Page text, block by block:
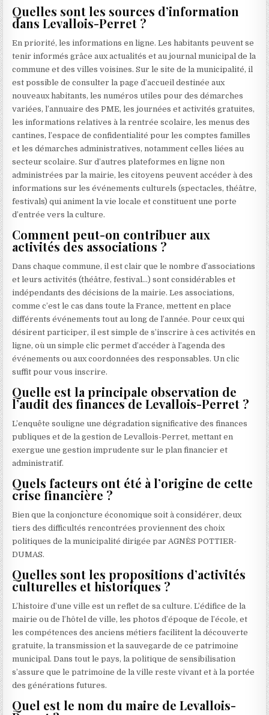
Quelles sont les sources d’information
dans Levallois-Perret ?
En priorité, les informations en ligne. Les habitants peuvent se
tenir informés grâce aux actualités et au journal municipal de la
commune et des villes voisines. Sur le site de la municipalité, il
est possible de consulter la page d’accueil destinée aux
nouveaux habitants, les numéros utiles pour des démarches
variées, l’annuaire des PME, les journées et activités gratuites,
les informations relatives à la rentrée scolaire, les menus des
cantines, l’espace de confidentialité pour les comptes familles
et les démarches administratives, notamment celles liées au
secteur scolaire. Sur d’autres plateformes en ligne non
administrées par la mairie, les citoyens peuvent accéder à des
informations sur les événements culturels (spectacles, théâtre,
festivals) qui animent la vie locale et constituent une porte
d’entrée vers la culture.
Comment peut-on contribuer aux
activités des associations ?
Dans chaque commune, il est clair que le nombre d’associations
et leurs activités (théâtre, festival…) sont considérables et
indépendants des décisions de la mairie. Les associations,
comme c’est le cas dans toute la France, mettent en place
différents événements tout au long de l’année. Pour ceux qui
désirent participer, il est simple de s’inscrire à ces activités en
ligne, où un simple clic permet d’accéder à l’agenda des
événements ou aux coordonnées des responsables. Un clic
suffit pour vous inscrire.
Quelle est la principale observation de
l’audit des finances de Levallois-Perret ?
L’enquête souligne une dégradation significative des finances
publiques et de la gestion de Levallois-Perret, mettant en
exergue une gestion imprudente sur le plan financier et
administratif.
Quels facteurs ont été à l’origine de cette
crise financière ?
Bien que la conjoncture économique soit à considérer, deux
tiers des difficultés rencontrées proviennent des choix
politiques de la municipalité dirigée par AGNÈS POTTIER-
DUMAS.
Quelles sont les propositions d’activités
culturelles et historiques ?
L’histoire d’une ville est un reflet de sa culture. L’édifice de la
mairie ou de l’hôtel de ville, les photos d’époque de l’école, et
les compétences des anciens métiers facilitent la découverte
gratuite, la transmission et la sauvegarde de ce patrimoine
municipal. Dans tout le pays, la politique de sensibilisation
s’assure que le patrimoine de la ville reste vivant et à la portée
des générations futures.
Quel est le nom du maire de Levallois-